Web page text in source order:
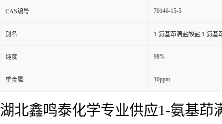
CAS编号 70146-15-5
别名 1-氨基茚满盐酸盐;1-氨基
纯度 98%
重金属 10ppm
湖北鑫鸣泰化学专业供应1-氨基茚